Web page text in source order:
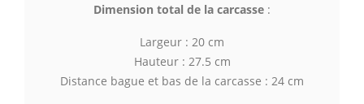
Dimension total de la carcasse :
Largeur : 20 cm
Hauteur : 27.5 cm
Distance bague et bas de la carcasse : 24 cm